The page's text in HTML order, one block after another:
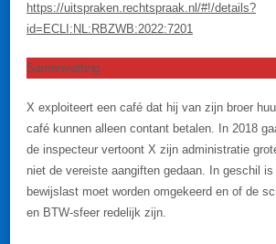
https://uitspraken.rechtspraak.nl/#!/details?
id=ECLI:NL:RBZWB:2022:7201
Samenvatting
X exploiteert een café dat hij van zijn broer
café kunnen alleen contant betalen. In 2018
de inspecteur vertoont X zijn administratie
niet de vereiste aangiften gedaan. In geschil
bewijslast moet worden omgekeerd en of de
en BTW-sfeer redelijk zijn.